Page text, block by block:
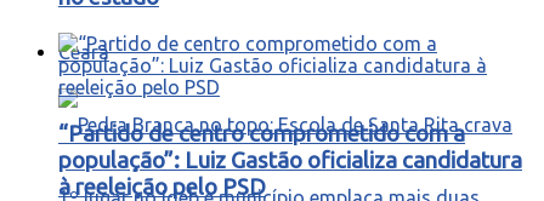
Ceará
“Partido de centro comprometido com a
população”: Luiz Gastão oficializa candidatura
à reeleição pelo PSD